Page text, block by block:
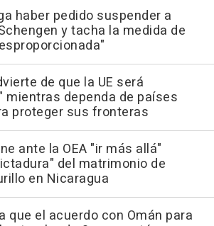
haber pedido suspender a
y tacha la medida de
de que la UE será
mientras dependa de países
proteger sus fronteras
ante la OEA "ir más allá"
del matrimonio de
en Nicaragua
que el acuerdo con Omán para